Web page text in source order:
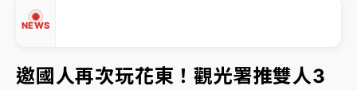
NEWS
中信慈善基金會想增加董事人數！辜仲諒向法院聲請遭
駁 理由曝光
故宮《龍藏經》特展第2檔！今線上預約開賣一度塞車
周六起展出延長至晚上7時
邀國人再次玩花東！觀光署推雙人3